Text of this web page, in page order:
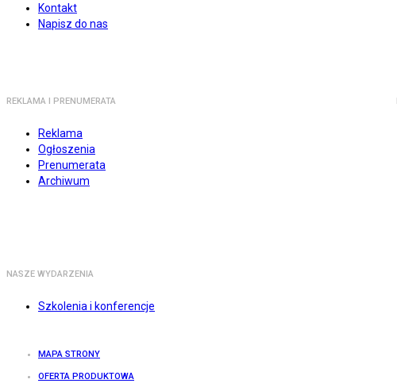
Kontakt
Napisz do nas
REKLAMA I PRENUMERATA
Reklama
Ogłoszenia
Prenumerata
Archiwum
NASZE WYDARZENIA
Szkolenia i konferencje
MAPA STRONY
OFERTA PRODUKTOWA